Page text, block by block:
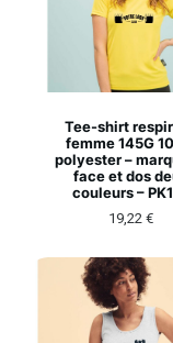
Tee-shirt
femme 145G
polyester –
face et dos
couleurs –
19,22 €